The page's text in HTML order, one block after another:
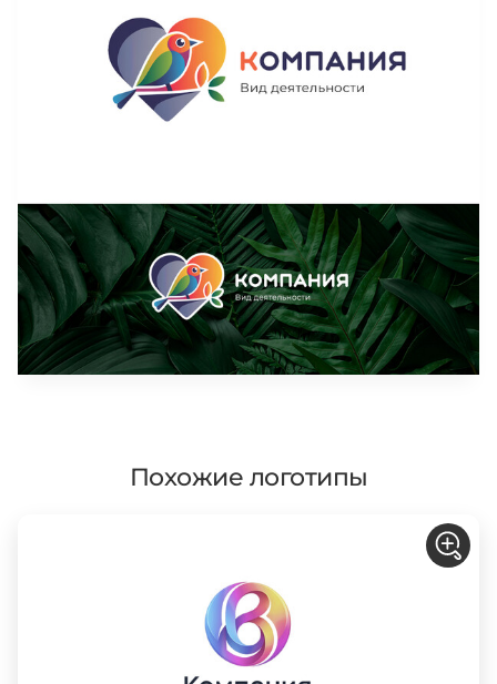
Похожие логотипы